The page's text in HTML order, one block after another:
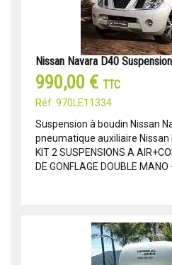
Nissan Navara D40
990,00 € TTC
Réf: 970LE11334
Suspension à boudin Nissan
pneumatique auxiliaire Nissan
KIT 2 SUSPENSIONS A
DE GONFLAGE DOUBLE MANO